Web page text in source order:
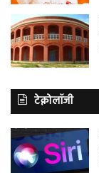
टेक्नोलॉजी